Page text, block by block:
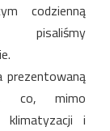
codzienną
prezentowaną
co, mimo
klimatyzacji i